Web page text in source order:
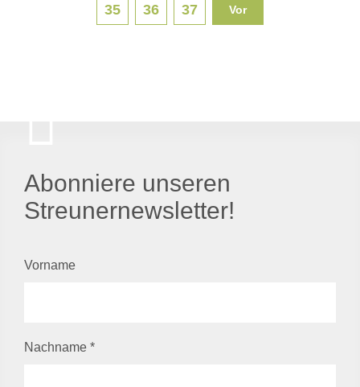
35 36 37 Vor
Abonniere unseren
Streunernewsletter!
Vorname
Nachname *